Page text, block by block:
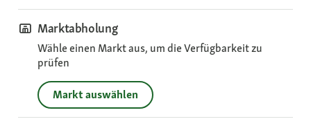
Marktabholung
Wähle einen Markt aus, um die Verfügbarkeit zu
prüfen
Markt auswählen